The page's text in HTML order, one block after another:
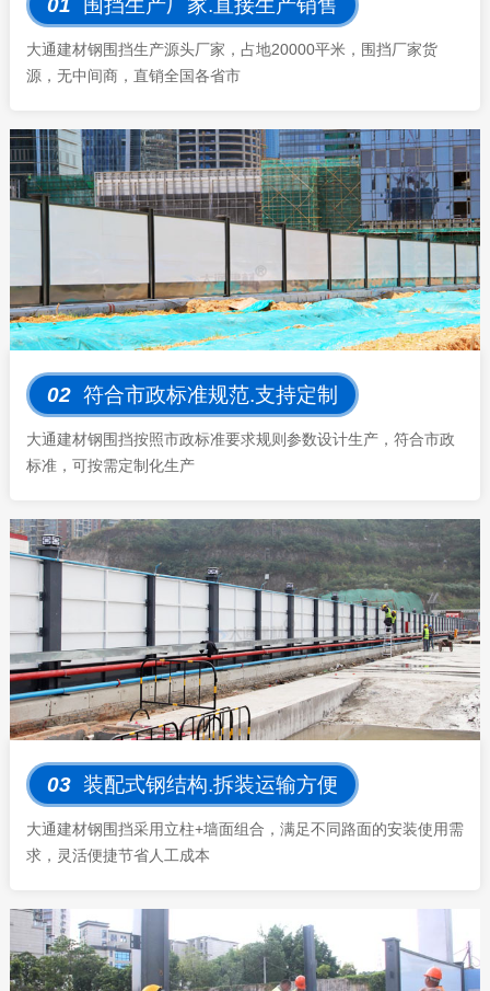
01 围挡生产厂家.直接生产销售
大通建材钢围挡生产源头厂家，占地20000平米，围挡厂家货
源，无中间商，直销全国各省市
02 符合市政标准规范.支持定制
大通建材钢围挡按照市政标准要求规则参数设计生产，符合市政
标准，可按需定制化生产
03 装配式钢结构.拆装运输方便
大通建材钢围挡采用立柱+墙面组合，满足不同路面的安装使用需
求，灵活便捷节省人工成本